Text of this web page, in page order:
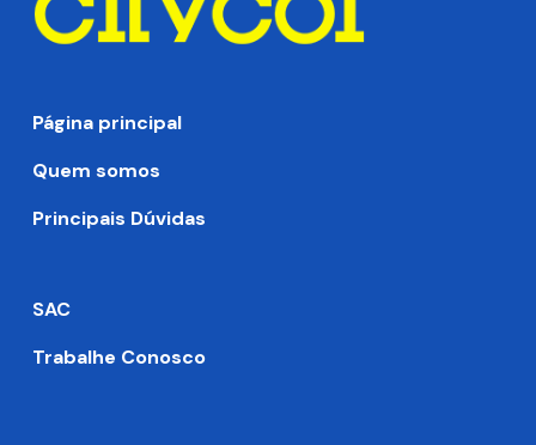
Página principal
Quem somos
Principais Dúvidas
SAC
Trabalhe Conosco